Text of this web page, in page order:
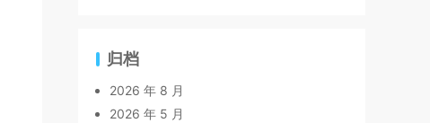
归档
2026 年 8 月
2026 年 5 月